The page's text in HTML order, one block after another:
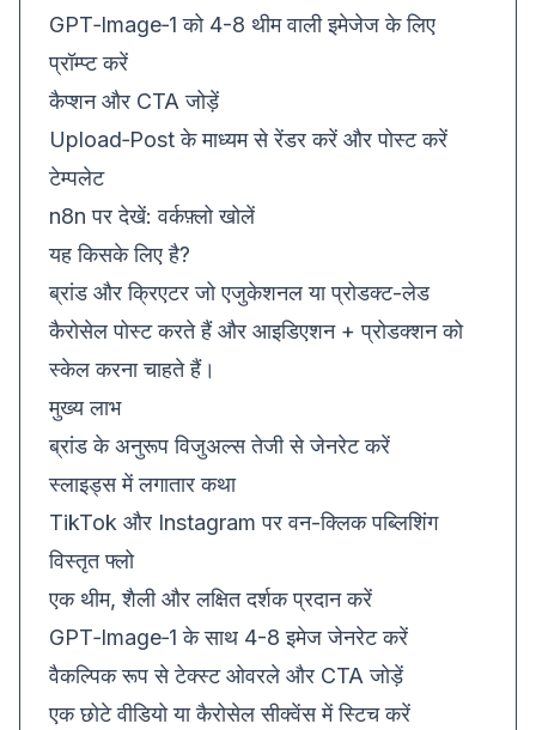
GPT‑Image‑1 को 4-8 थीम वाली इमेजेज के लिए
प्रॉम्प्ट करें
कैप्शन और CTA जोड़ें
Upload‑Post के माध्यम से रेंडर करें और पोस्ट करें
टेम्पलेट
n8n पर देखें:वर्कफ़्लो खोलें
यह किसके लिए है?
ब्रांड और क्रिएटर जो एजुकेशनल या प्रोडक्ट-लेड
कैरोसेल पोस्ट करते हैं और आइडिएशन + प्रोडक्शन को
स्केल करना चाहते हैं।
मुख्य लाभ
ब्रांड के अनुरूप विजुअल्स तेजी से जेनरेट करें
स्लाइड्स में लगातार कथा
TikTok और Instagram पर वन-क्लिक पब्लिशिंग
विस्तृत फ्लो
एक थीम, शैली और लक्षित दर्शक प्रदान करें
GPT‑Image‑1 के साथ 4-8 इमेज जेनरेट करें
वैकल्पिक रूप से टेक्स्ट ओवरले और CTA जोड़ें
एक छोटे वीडियो या कैरोसेल सीक्वेंस में स्टिच करें